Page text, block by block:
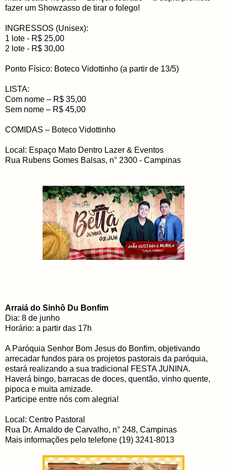
fazer um Showzasso de tirar o folego!
INGRESSOS (Unisex):
1 lote - R$ 25,00
2 lote - R$ 30,00
Ponto Físico: Boteco Vidottinho (a partir de 13/5)
LISTA:
Com nome – R$ 35,00
Sem nome – R$ 45,00
COMIDAS – Boteco Vidottinho
Local: Espaço Mato Dentro Lazer & Eventos
Rua Rubens Gomes Balsas, n° 2300 - Campinas
Arraiá do Sinhô Du Bonfim
Dia: 8 de junho
Horário: a partir das 17h
A Paróquia Senhor Bom Jesus do Bonfim, objetivando
arrecadar fundos para os projetos pastorais da paróquia,
estará realizando a sua tradicional FESTA JUNINA.
Haverá bingo, barracas de doces, quentão, vinho quente,
pipoca e muita amizade.
Participe entre nós com alegria!
Local: Centro Pastoral
Rua Dr. Arnaldo de Carvalho, n° 248, Campinas
Mais informações pelo telefone (19) 3241-8013